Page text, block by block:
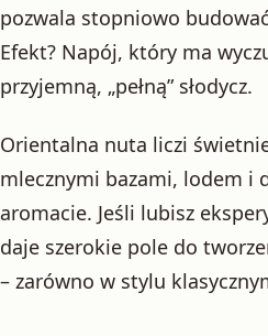
pozwala stopniowo
Efekt? Napój, który ma
przyjemną, „pełną” słodycz.
Orientalna nuta liczi
mlecznymi bazami, lodem i
aromacie. Jeśli lubisz
daje szerokie pole do
– zarówno w stylu